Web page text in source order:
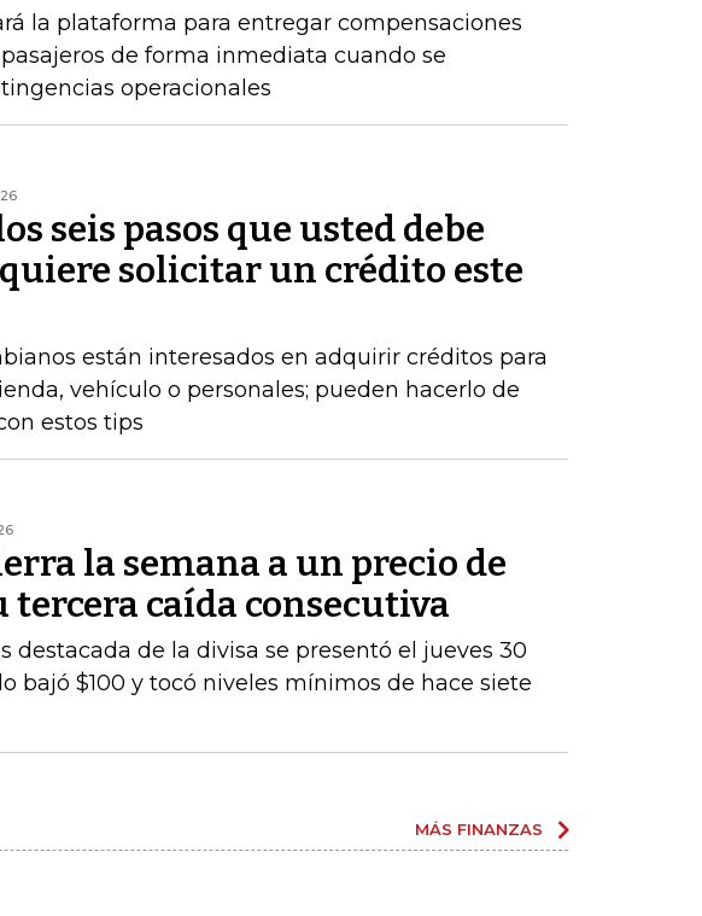
la plataforma para entregar compensaciones
de forma inmediata cuando se
operacionales
seis pasos que usted debe
solicitar un crédito este
están interesados en adquirir créditos para
vehículo o personales; pueden hacerlo de
estos tips
la semana a un precio de
tercera caída consecutiva
destacada de la divisa se presentó el jueves 30
bajó $100 y tocó niveles mínimos de hace siete
MÁS FINANZAS